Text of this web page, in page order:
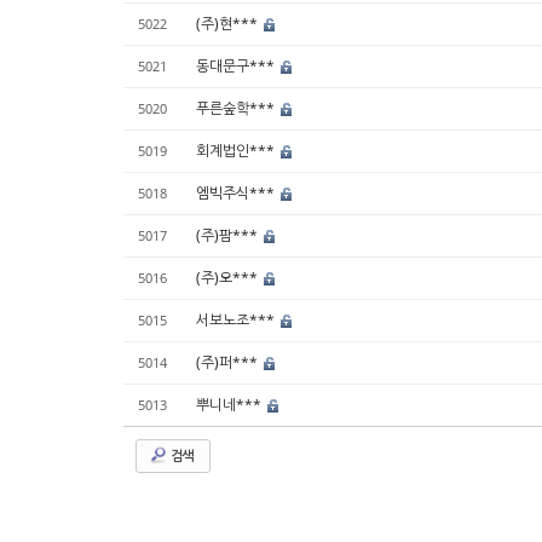
5022 (주)현***
5021 동대문구***
5020 푸른숲학***
5019 회계법인***
5018 엠빅주식***
5017 (주)팜***
5016 (주)오***
5015 서보노조***
5014 (주)퍼***
5013 뿌니네***
검색